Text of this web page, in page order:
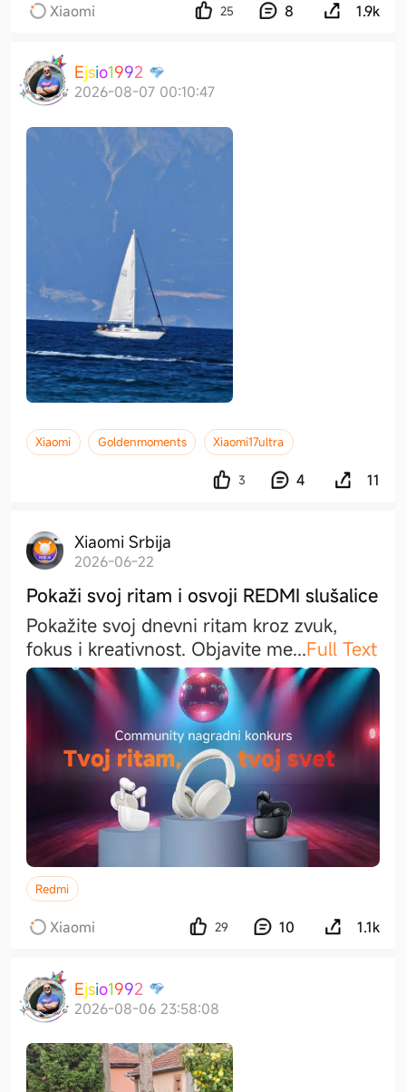
Xiaomi 25 8 1.9k
Ejsio1992
2026-08-07 00:10:47
Xiaomi Goldenmoments Xiaomi17ultra
3 4 11
Xiaomi Srbija
2026-06-22
Pokaži svoj ritam i osvoji REDMI slušalice
Pokažite svoj dnevni ritam kroz zvuk,
fokus i kreativnost. Objavite me...Full Text
Redmi
Xiaomi 29 10 1.1k
Ejsio1992
2026-08-06 23:58:08